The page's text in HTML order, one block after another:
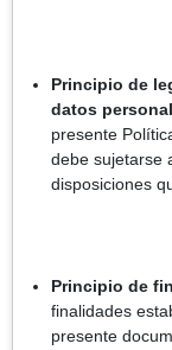
Principio de
datos
presente
debe sujetarse
disposiciones
Principio de
finalidades
presente